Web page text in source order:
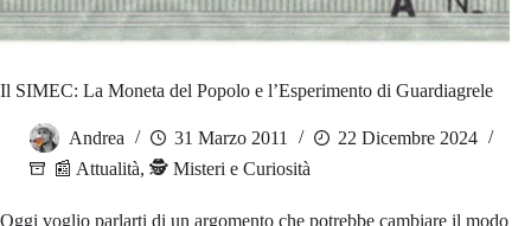
Il SIMEC: La Moneta del Popolo e l’Esperimento di Guardiagrele
Andrea 31 Marzo 2011
22 Dicembre 2024
📰 Attualità, 🕵️ Misteri e Curiosità
Oggi voglio parlarti di un argomento che potrebbe cambiare il modo